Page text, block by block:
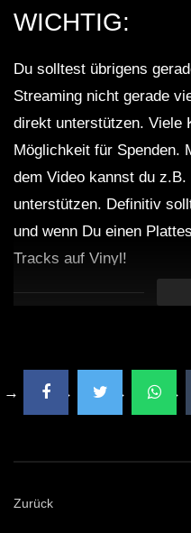
WICHTIG:
Du solltest übrigens
Streaming nicht gerade
direkt unterstützen. Viele
Möglichkeit für Spenden.
dem Video kannst du z.B.
unterstützen. Definitiv
und wenn Du einen
Tracks auf Vinyl!
Zurück